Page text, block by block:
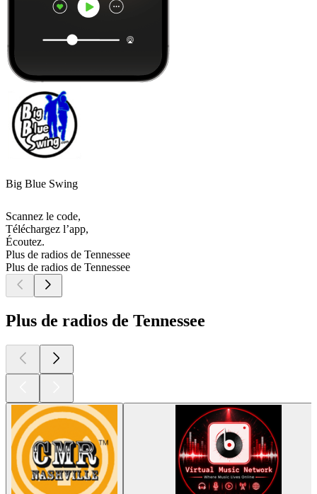
Big Blue Swing
Scannez le code,
Téléchargez l’app,
Écoutez.
Plus de radios de Tennessee
Plus de radios de Tennessee
Plus de radios de Tennessee